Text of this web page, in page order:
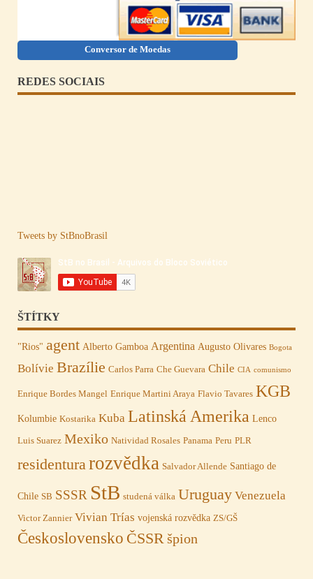
Conversor de Moedas
REDES SOCIAIS
Tweets by StBnoBrasil
ŠTÍTKY
"Rios" agent Alberto Gamboa Argentina Augusto Olivares Bogota
Bolívie Brazílie Carlos Parra Che Guevara Chile CIA comunismo
Enrique Bordes Mangel Enrique Martini Araya Flavio Tavares KGB
Kolumbie Kostarika Kuba Latinská Amerika Lenco
Luis Suarez Mexiko Natividad Rosales Panama Peru PLR
residenturarozvědka Salvador Allende Santiago de
Chile SB SSSR StB studená válka Uruguay Venezuela
Victor Zannier Vivian Trías vojenská rozvědka ZS/GŠ
Československo ČSSRšpion